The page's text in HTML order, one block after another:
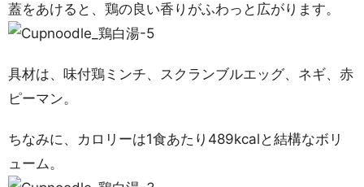
蓋をあけると、鶏の良い香りがふわっと広がります。
具材は、味付鶏ミンチ、スクランブルエッグ、ネギ、赤
ピーマン。
ちなみに、カロリーは1食あたり489kcalと結構なボリ
ューム。